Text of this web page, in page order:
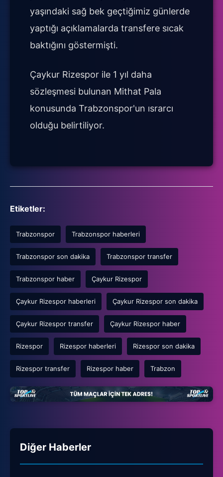
yaşındaki sağ bek geçtiğimiz günlerde
yaptığı açıklamalarda transfere sıcak
baktığını göstermişti.
Çaykur Rizespor ile 1 yıl daha
sözleşmesi bulunan Mithat Pala
konusunda Trabzonspor'un ısrarcı
olduğu belirtiliyor.
Etiketler:
Trabzonspor Trabzonspor haberleri
Trabzonspor son dakika Trabzonspor transfer
Trabzonspor haber Çaykur Rizespor
Çaykur Rizespor haberleri Çaykur Rizespor son dakika
Çaykur Rizespor transfer Çaykur Rizespor haber
Rizespor Rizespor haberleri Rizespor son dakika
Rizespor transfer Rizespor haber Trabzon
Diğer Haberler